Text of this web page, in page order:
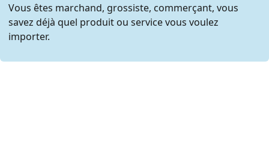
Vous êtes marchand, grossiste, commerçant, vous
savez déjà quel produit ou service vous voulez
importer.